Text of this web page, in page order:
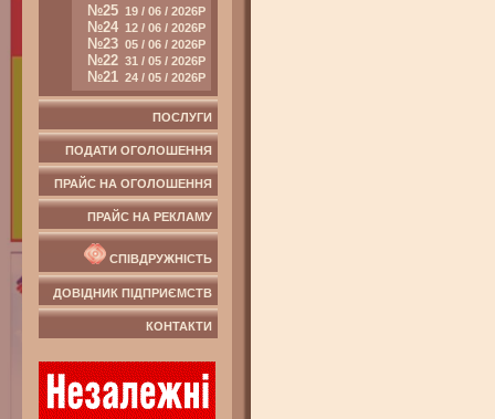
№25 19 / 06 / 2026Р
№24 12 / 06 / 2026Р
№23 05 / 06 / 2026Р
№22 31 / 05 / 2026Р
№21 24 / 05 / 2026Р
ПОСЛУГИ
ПОДАТИ ОГОЛОШЕННЯ
ПРАЙС НА ОГОЛОШЕННЯ
ПРАЙС НА РЕКЛАМУ
СПІВДРУЖНІСТЬ
ДОВІДНИК ПІДПРИЄМСТВ
КОНТАКТИ